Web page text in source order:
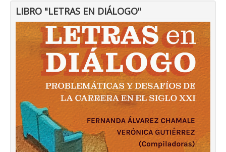
LIBRO "LETRAS EN DIÁLOGO"